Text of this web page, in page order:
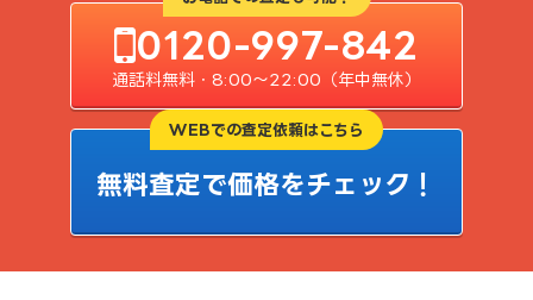
0120-997-842
通話料無料・8:00〜22:00（年中無休）
WEBでの査定依頼はこちら
無料査定で価格をチェック！